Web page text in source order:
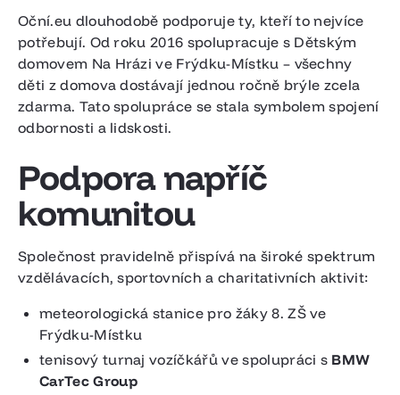
Oční.eu dlouhodobě podporuje ty, kteří to nejvíce
potřebují. Od roku 2016 spolupracuje s Dětským
domovem Na Hrázi ve Frýdku-Místku – všechny
děti z domova dostávají jednou ročně brýle zcela
zdarma. Tato spolupráce se stala symbolem spojení
odbornosti a lidskosti.
Podpora napříč
komunitou
Společnost pravidelně přispívá na široké spektrum
vzdělávacích, sportovních a charitativních aktivit:
meteorologická stanice pro žáky 8. ZŠ ve
Frýdku-Místku
tenisový turnaj vozíčkářů ve spolupráci s BMW
CarTec Group